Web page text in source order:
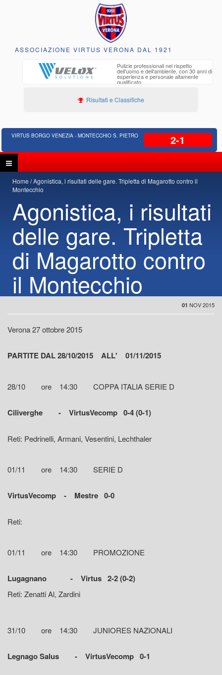
ASSOCIAZIONE VIRTUS VERONA DAL 1921
Pulizie professionali nel rispetto
dell'uomo e dell'ambiente, con 30 anni di
esperienza e personale altamente
qualificato
Risultati e Classifiche
VIRTUS BORGO VENEZIA - MONTECCHIO S. PIETRO 2-1
Home Agonistica, i risultati delle gare. Tripletta di Magarotto contro il
Montecchio
Agonistica, i risultati
delle gare. Tripletta
di Magarotto contro
il Montecchio
01 NOV 2015
Verona 27 ottobre 2015
PARTITE DAL 28/10/2015 ALL' 01/11/2015
28/10 ore 14:30 COPPA ITALIA SERIE D
Ciliverghe - VirtusVecomp 0-4 (0-1)
Reti: Pedrinelli, Armani, Vesentini, Lechthaler
01/11 ore 14:30 SERIE D
VirtusVecomp - Mestre 0-0
Reti:
01/11 ore 14:30 PROMOZIONE
Lugagnano - Virtus 2-2 (0-2)
Reti: Zenatti Al, Zardini
31/10 ore 14:30 JUNIORES NAZIONALI
Legnago Salus - VirtusVecomp 0-1